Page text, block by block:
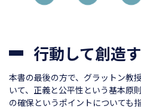
行動して創造
本書の最後の方で、グラットン教
いて、正義と公平性という基本原
の確保というポイントについても